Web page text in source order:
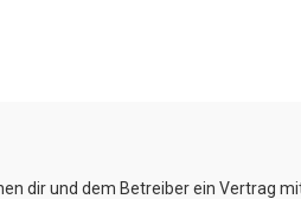
dir und dem Betreiber ein Vertrag